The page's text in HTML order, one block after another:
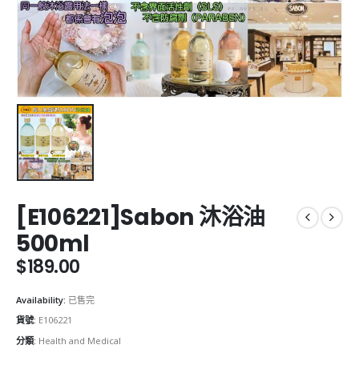
[E106221]Sabon 沐浴油
500ml
$189.00
Availability: 已售完
貨號: E106221
分類: Health and Medical